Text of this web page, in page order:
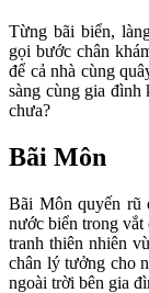
Từng bãi biển,
gọi bước chân
để cả nhà cùng
sàng cùng gia đình
chưa?
Bãi Môn
Bãi Môn quyến rũ
nước biển trong vắt
tranh thiên nhiên
chân lý tưởng cho
ngoài trời bên gia